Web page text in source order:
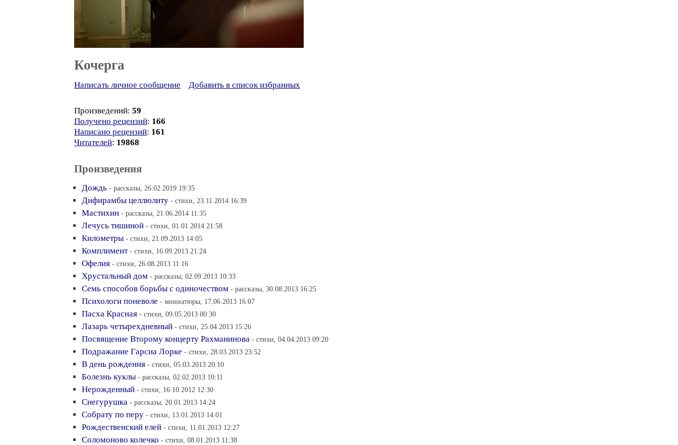
Кочерга
Написать личное сообщение Добавить в список избранных
Произведений: 59
Получено рецензий: 166
Написано рецензий: 161
Читателей: 19868
Произведения
Дождь - рассказы, 26.02.2019 19:35
Дифирамбы целлюлиту - стихи, 23.11.2014 16:39
Мастихин - рассказы, 21.06.2014 11:35
Лечусь тишиной - стихи, 01.01.2014 21:58
Километры - стихи, 21.09.2013 14:05
Комплимент - стихи, 16.09.2013 21:24
Офелия - стихи, 26.08.2013 11:16
Хрустальный дом - рассказы, 02.09.2013 10:33
Семь способов борьбы с одиночеством - рассказы, 30.08.2013 16:25
Психологи поневоле - миниатюры, 17.06.2013 16:07
Пасха Красная - стихи, 09.05.2013 00:30
Лазарь четырехдневный - стихи, 25.04.2013 15:26
Посвящение Второму концерту Рахманинова - стихи, 04.04.2013 09:20
Подражание Гарсиа Лорке - стихи, 28.03.2013 23:52
В день рождения - стихи, 05.03.2013 20:10
Болезнь куклы - рассказы, 02.02.2013 10:11
Нерожденный - стихи, 16.10.2012 12:30
Снегурушка - рассказы, 20.01.2013 14:24
Собрату по перу - стихи, 13.01.2013 14:01
Рождественский елей - стихи, 11.01.2013 12:27
Соломоново колечко - стихи, 08.01.2013 11:38